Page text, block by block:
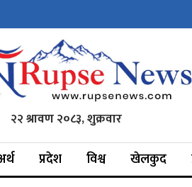
२२ श्रावण २०८३, शुक्रवार
प्रदेश विश्व खेलकुद